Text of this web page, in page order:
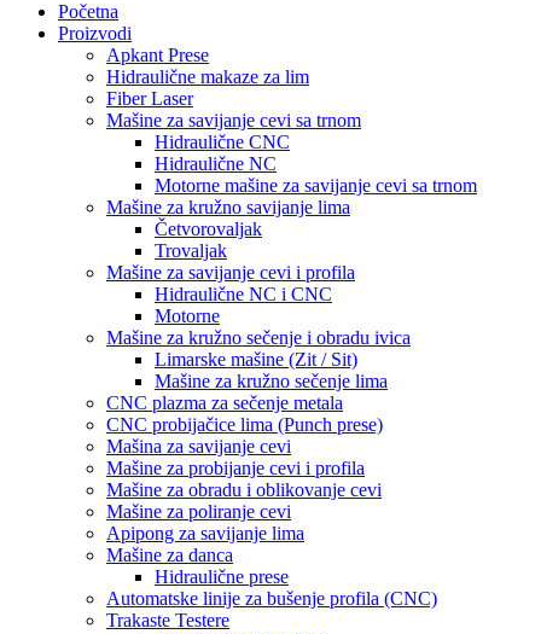
Početna
Proizvodi
Apkant Prese
Hidraulične makaze za lim
Fiber Laser
Mašine za savijanje cevi sa trnom
Hidraulične CNC
Hidraulične NC
Motorne mašine za savijanje cevi sa trnom
Mašine za kružno savijanje lima
Četvorovaljak
Trovaljak
Mašine za savijanje cevi i profila
Hidraulične NC i CNC
Motorne
Mašine za kružno sečenje i obradu ivica
Limarske mašine (Zit / Sit)
Mašine za kružno sečenje lima
CNC plazma za sečenje metala
CNC probijačice lima (Punch prese)
Mašina za savijanje cevi
Mašine za probijanje cevi i profila
Mašine za obradu i oblikovanje cevi
Mašine za poliranje cevi
Apipong za savijanje lima
Mašine za danca
Hidraulične prese
Automatske linije za bušenje profila (CNC)
Trakaste Testere